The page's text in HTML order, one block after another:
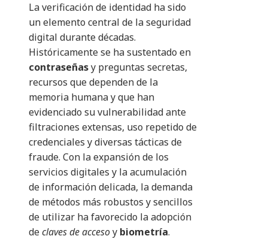
La verificación de identidad ha sido
un elemento central de la seguridad
digital durante décadas.
Históricamente se ha sustentado en
contraseñasy preguntas secretas,
recursos que dependen de la
memoria humana y que han
evidenciado su vulnerabilidad ante
filtraciones extensas, uso repetido de
credenciales y diversas tácticas de
fraude. Con la expansión de los
servicios digitales y la acumulación
de información delicada, la demanda
de métodos más robustos y sencillos
de utilizar ha favorecido la adopción
declaves de accesoy biometría.